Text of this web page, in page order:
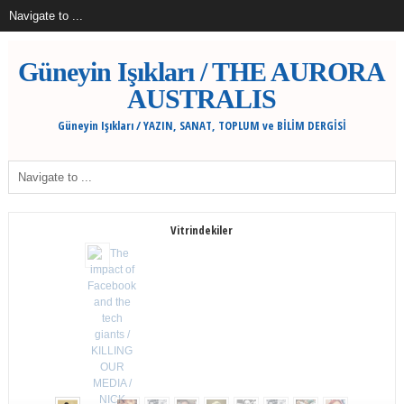
Güneyin Işıkları / THE AURORA
AUSTRALIS
Güneyin Işıkları / YAZIN, SANAT, TOPLUM ve BİLİM DERGİSİ
Vitrindekiler